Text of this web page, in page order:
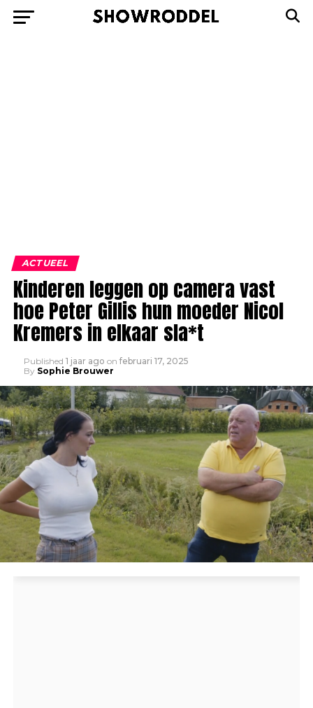
ACTUEEL
Kinderen leggen op camera vast
hoe Peter Gillis hun moeder Nicol
Kremers in elkaar sla*t
Published 1 jaar ago on februari 17, 2025
By Sophie Brouwer